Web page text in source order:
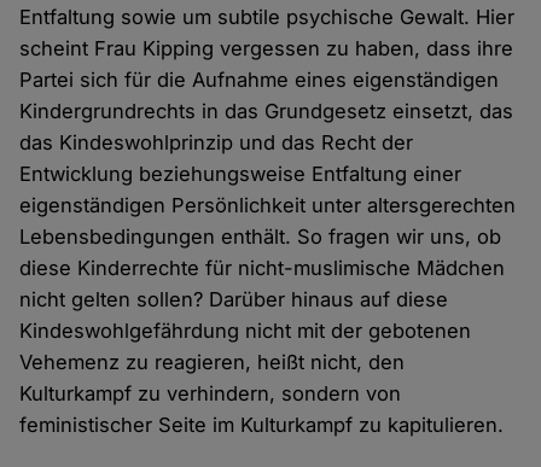
Entfaltung sowie um subtile psychische Gewalt. Hier
scheint Frau Kipping vergessen zu haben, dass ihre
Partei sich für die Aufnahme eines eigenständigen
Kindergrundrechts in das Grundgesetz einsetzt, das
das Kindeswohlprinzip und das Recht der
Entwicklung beziehungsweise Entfaltung einer
eigenständigen Persönlichkeit unter altersgerechten
Lebensbedingungen enthält. So fragen wir uns, ob
diese Kinderrechte für nicht-muslimische Mädchen
nicht gelten sollen? Darüber hinaus auf diese
Kindeswohlgefährdung nicht mit der gebotenen
Vehemenz zu reagieren, heißt nicht, den
Kulturkampf zu verhindern, sondern von
feministischer Seite im Kulturkampf zu kapitulieren.